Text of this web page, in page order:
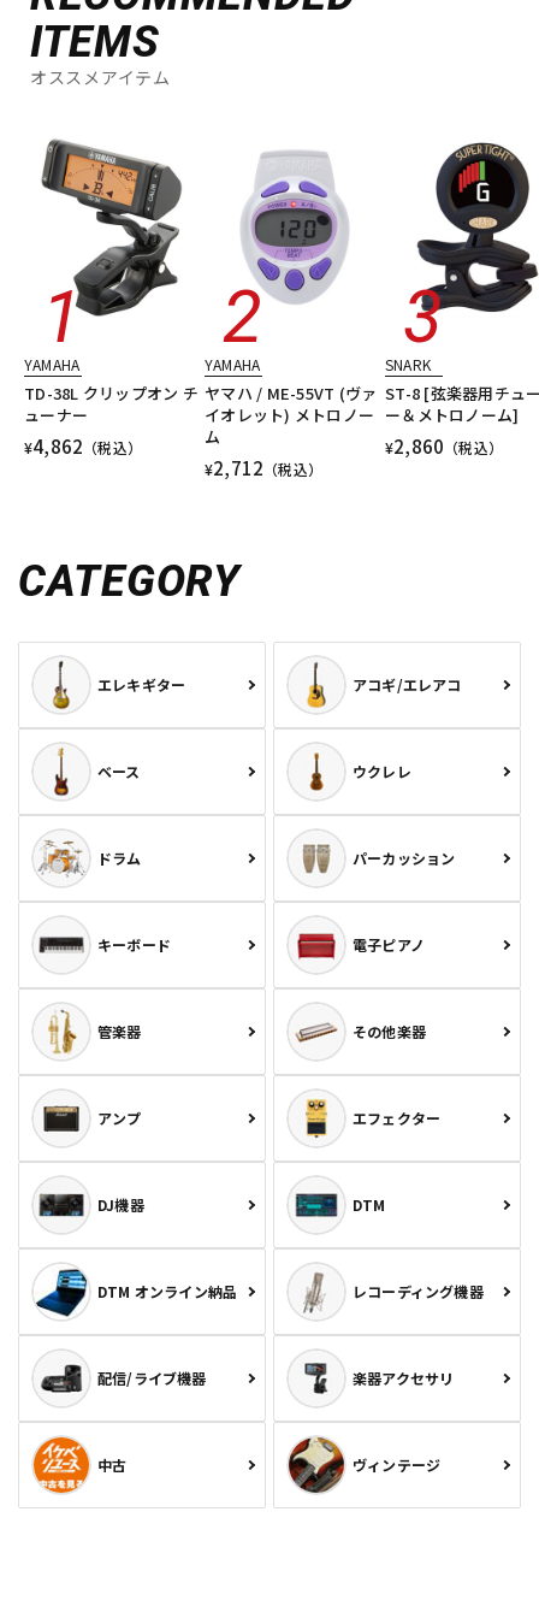
ITEMS
オススメアイテム
YAMAHA
TD-38L クリップオン チ
ューナー
¥4,862 （税込）
YAMAHA
ヤマハ / ME-55VT (ヴァ
イオレット) メトロノー
ム
¥2,712 （税込）
SNARK
ST-8 [弦楽器用チュ
ー＆メトロノーム]
¥2,860 （税込）
CATEGORY
エレキギター アコギ/エレアコ
ベース ウクレレ
ドラム パーカッション
キーボード 電子ピアノ
管楽器 その他楽器
アンプ エフェクター
DJ機器 DTM
DTM オンライン納品 レコーディング機器
配信/ライブ機器 楽器アクセサリ
中古 ヴィンテージ